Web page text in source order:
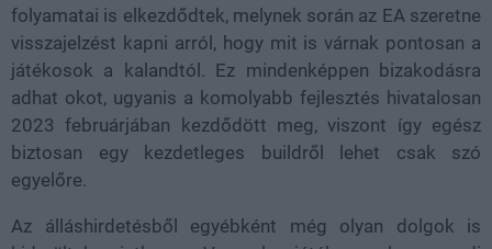
folyamatai is elkezdődtek, melynek során az EA szeretne
visszajelzést kapni arról, hogy mit is várnak pontosan a
játékosok a kalandtól. Ez mindenképpen bizakodásra
adhat okot, ugyanis a komolyabb fejlesztés hivatalosan
2023 februárjában kezdődött meg, viszont így egész
biztosan egy kezdetleges buildről lehet csak szó
egyelőre.
Az álláshirdetésből egyébként még olyan dolgok is